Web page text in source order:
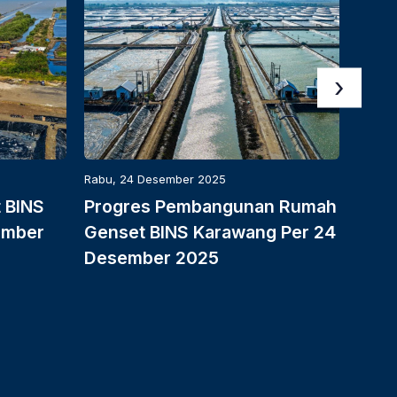
Rabu, 24 Desember 2025
Progres Pembangunan Rumah
Genset BINS Karawang Per 24
Desember 2025
›